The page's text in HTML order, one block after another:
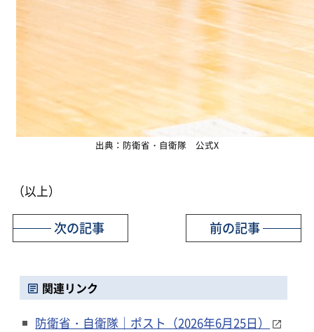
出典：防衛省・自衛隊 公式X
（以上）
前の記事
次の記事
関連リンク
防衛省・自衛隊｜ポスト（2026年6月25日）